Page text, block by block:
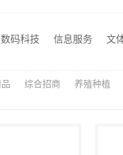
城西家庭装修哪里买？浙江宜美嘉装饰工程有限公司
数码科技 信息服务 文
综合招商 养殖种植